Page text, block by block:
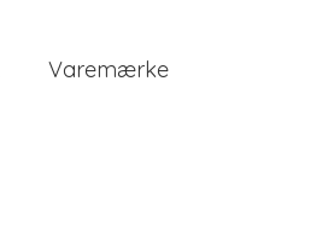
Varemærke